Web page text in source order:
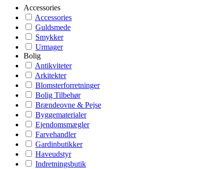
Accessories
Accessories
Guldsmede
Smykker
Urmager
Bolig
Antikviteter
Arkitekter
Blomsterforretninger
Bolig Tilbehør
Brændeovne & Pejse
Byggematerialer
Ejendomsmægler
Farvehandler
Gardinbutikker
Haveudstyr
Indretningsbutik